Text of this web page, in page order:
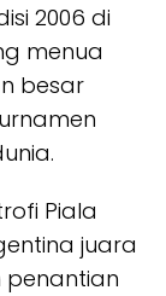
2006 di
menua
besar
Piala
juara
penantian